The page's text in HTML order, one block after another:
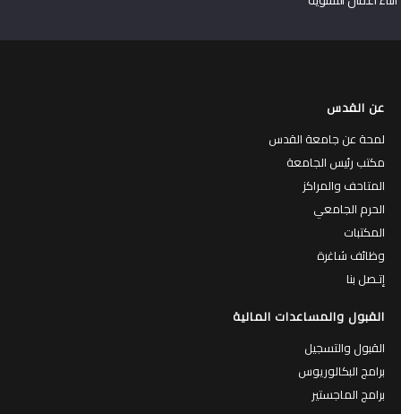
عن القدس
لمحة عن جامعة القدس
مكتب رئيس الجامعة
المتاحف والمراكز
الحرم الجامعي
المكتبات
وظائف شاغرة
إتـصل بنا
القبول والمساعدات المالية
القبول والتسجيل
برامج البكالوريوس
برامج الماجستير